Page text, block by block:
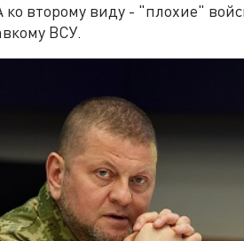
ко второму виду - "плохие"
ВСУ.